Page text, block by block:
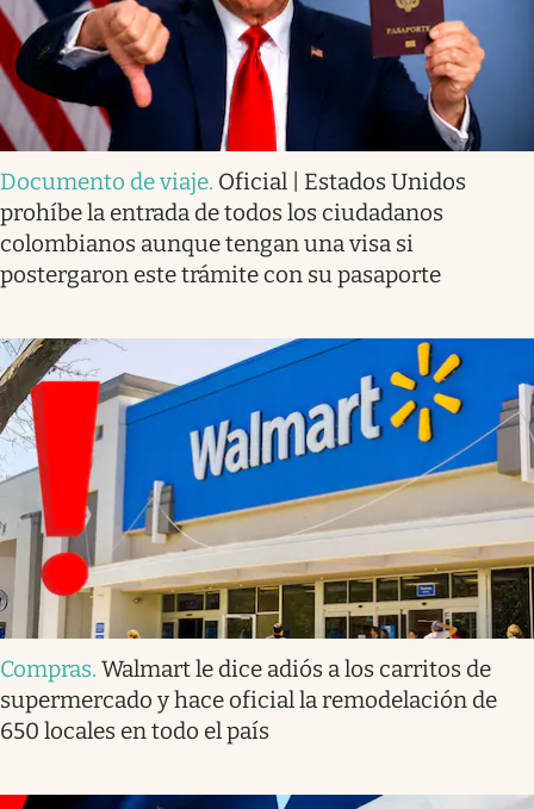
Documento de viaje. Oficial | Estados Unidos
prohíbe la entrada de todos los ciudadanos
colombianos aunque tengan una visa si
postergaron este trámite con su pasaporte
Compras. Walmart le dice adiós a los carritos de
supermercado y hace oficial la remodelación de
650 locales en todo el país